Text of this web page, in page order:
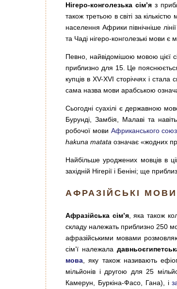
Нігеро-конголезька сім’я з
також третьою в світі за
населення Африки північніше
та Чаді нігеро-конголезькі мови є
Певно, найвідомішою мовою цієї
приблизно для 15. Це
купців в XV-XVI сторіччях і
сама назва мови арабською
Сьогодні суахілі є державною
Бурунді, Замбія, Малаві та
робочої мови Африканського
hakuna matata означає «жодних
Найбільше уроджених мовців в
західній Нігерії і Беніні; ще
АФРАЗІЙСЬКІ МОВИ
Афразійська сім’я, яка також
складу належать приблизно 250
афразійськими мовами
сім’ї належала
мова , яку також називають
мільйонів і другою для 25
Камерун, Буркіна-Фасо, Гана), і